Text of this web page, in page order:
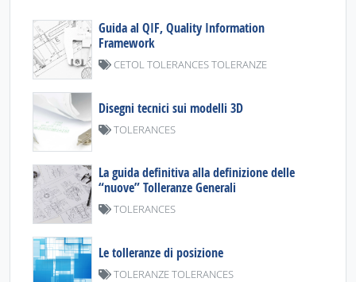
Guida al QIF, Quality Information
Framework
CETOL TOLERANCES TOLERANZE
Disegni tecnici sui modelli 3D
TOLERANCES
La guida definitiva alla definizione delle
“nuove” Tolleranze Generali
TOLERANCES
Le tolleranze di posizione
TOLERANZE TOLERANCES